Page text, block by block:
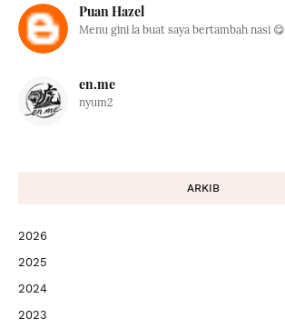
Puan Hazel
Menu gini la buat saya bertambah nasi 😋
en.me
nyum2
ARKIB
2026
2025
2024
2023